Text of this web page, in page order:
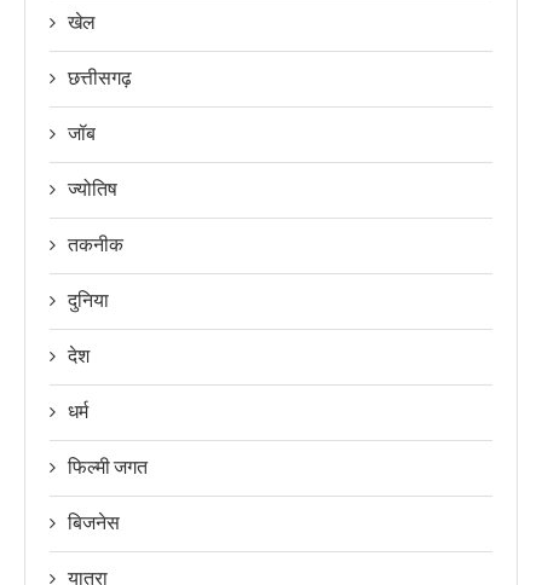
खेल
छत्तीसगढ़
जॉब
ज्योतिष
तकनीक
दुनिया
देश
धर्म
फिल्मी जगत
बिजनेस
यात्रा